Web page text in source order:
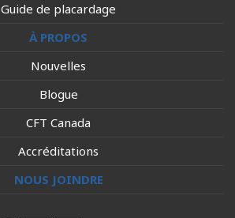
Guide de placardage
À PROPOS
Nouvelles
Blogue
CFT Canada
Accréditations
NOUS JOINDRE